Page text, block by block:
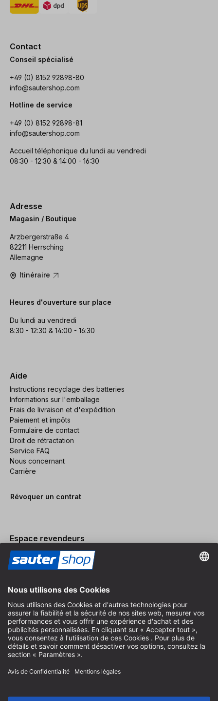
Contact
Conseil spécialisé
+49 (0) 8152 92898-80
info@sautershop.com
Hotline de service
+49 (0) 8152 92898-81
info@sautershop.com
Accueil téléphonique du lundi au vendredi
08:30 - 12:30 & 14:00 - 16:30
Adresse
Magasin / Boutique
Arzbergerstraße 4
82211 Herrsching
Allemagne
Itinéraire
Heures d'ouverture sur place
Du lundi au vendredi
8:30 - 12:30 & 14:00 - 16:30
Aide
Instructions recyclage des batteries
Informations sur l'emballage
Frais de livraison et d'expédition
Paiement et impôts
Formulaire de contact
Droit de rétractation
Service FAQ
Nous concernant
Carrière
Révoquer un contrat
Espace revendeurs
Devenir revendeur
Mentions légales
Conditions Générales
Protection des Données
Paramètres des Cookies
TVA incl. / frais de port en sus